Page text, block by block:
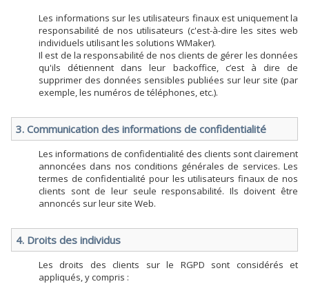
Les informations sur les utilisateurs finaux est uniquement la
responsabilité de nos utilisateurs (c'est-à-dire les sites web
individuels utilisant les solutions WMaker).
Il est de la responsabilité de nos clients de gérer les données
qu'ils détiennent dans leur backoffice, c’est à dire de
supprimer des données sensibles publiées sur leur site (par
exemple, les numéros de téléphones, etc.).
3. Communication des informations de confidentialité
Les informations de confidentialité des clients sont clairement
annoncées dans nos conditions générales de services. Les
termes de confidentialité pour les utilisateurs finaux de nos
clients sont de leur seule responsabilité. Ils doivent être
annoncés sur leur site Web.
4. Droits des individus
Les droits des clients sur le RGPD sont considérés et
appliqués, y compris :